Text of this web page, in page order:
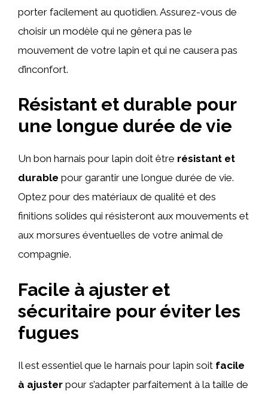
porter facilement au quotidien. Assurez-vous de
choisir un modèle qui ne gênera pas le
mouvement de votre lapin et qui ne causera pas
d’inconfort.
Résistant et durable pour
une longue durée de vie
Un bon harnais pour lapin doit être résistant et
durable pour garantir une longue durée de vie.
Optez pour des matériaux de qualité et des
finitions solides qui résisteront aux mouvements et
aux morsures éventuelles de votre animal de
compagnie.
Facile à ajuster et
sécuritaire pour éviter les
fugues
Il est essentiel que le harnais pour lapin soit facile
à ajuster pour s’adapter parfaitement à la taille de